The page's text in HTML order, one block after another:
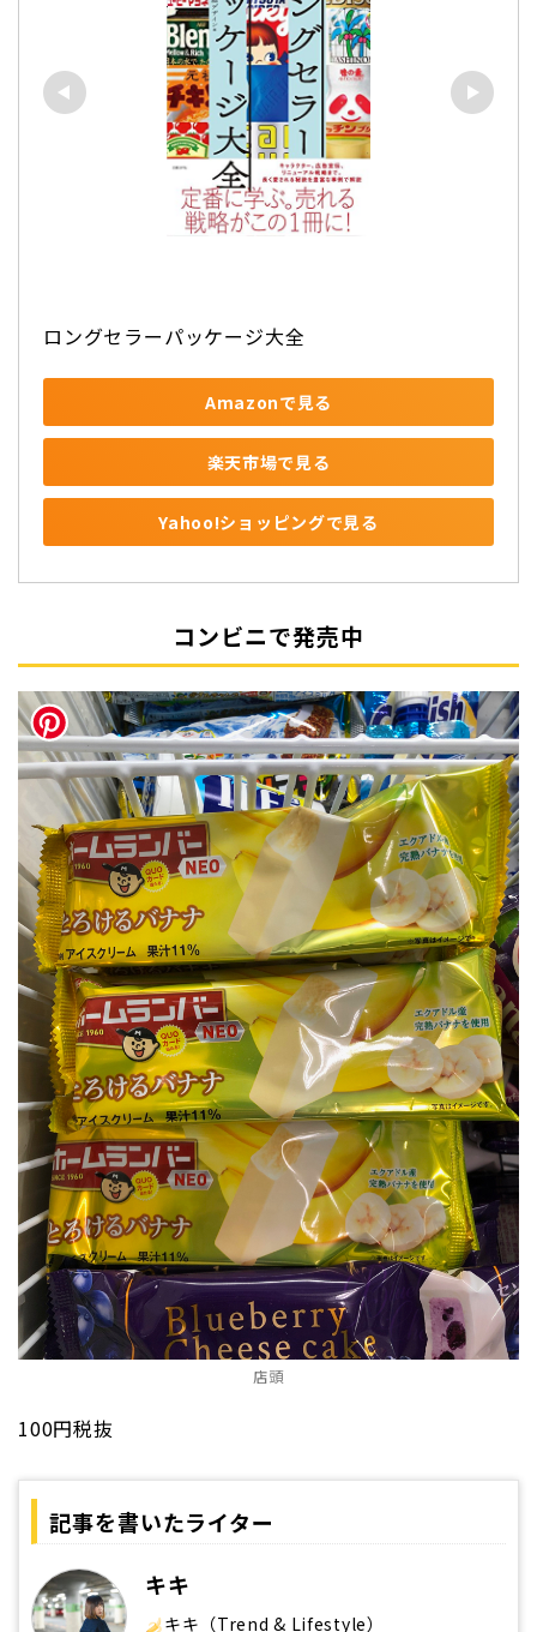
ロングセラーパッケージ大全
Amazonで見る
楽天市場で見る
Yahoo!ショッピングで見る
コンビニで発売中
店頭
100円税抜
記事を書いたライター
キキ
キキ（Trend & Lifestyle）